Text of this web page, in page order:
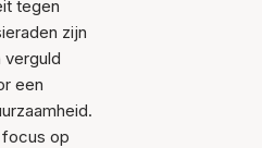
tegen
zijn
verguld
een
op